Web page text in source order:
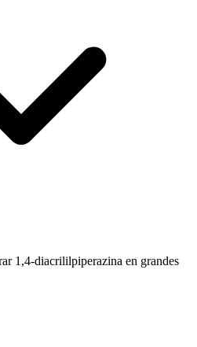
1,4-diacrililpiperazina en grandes